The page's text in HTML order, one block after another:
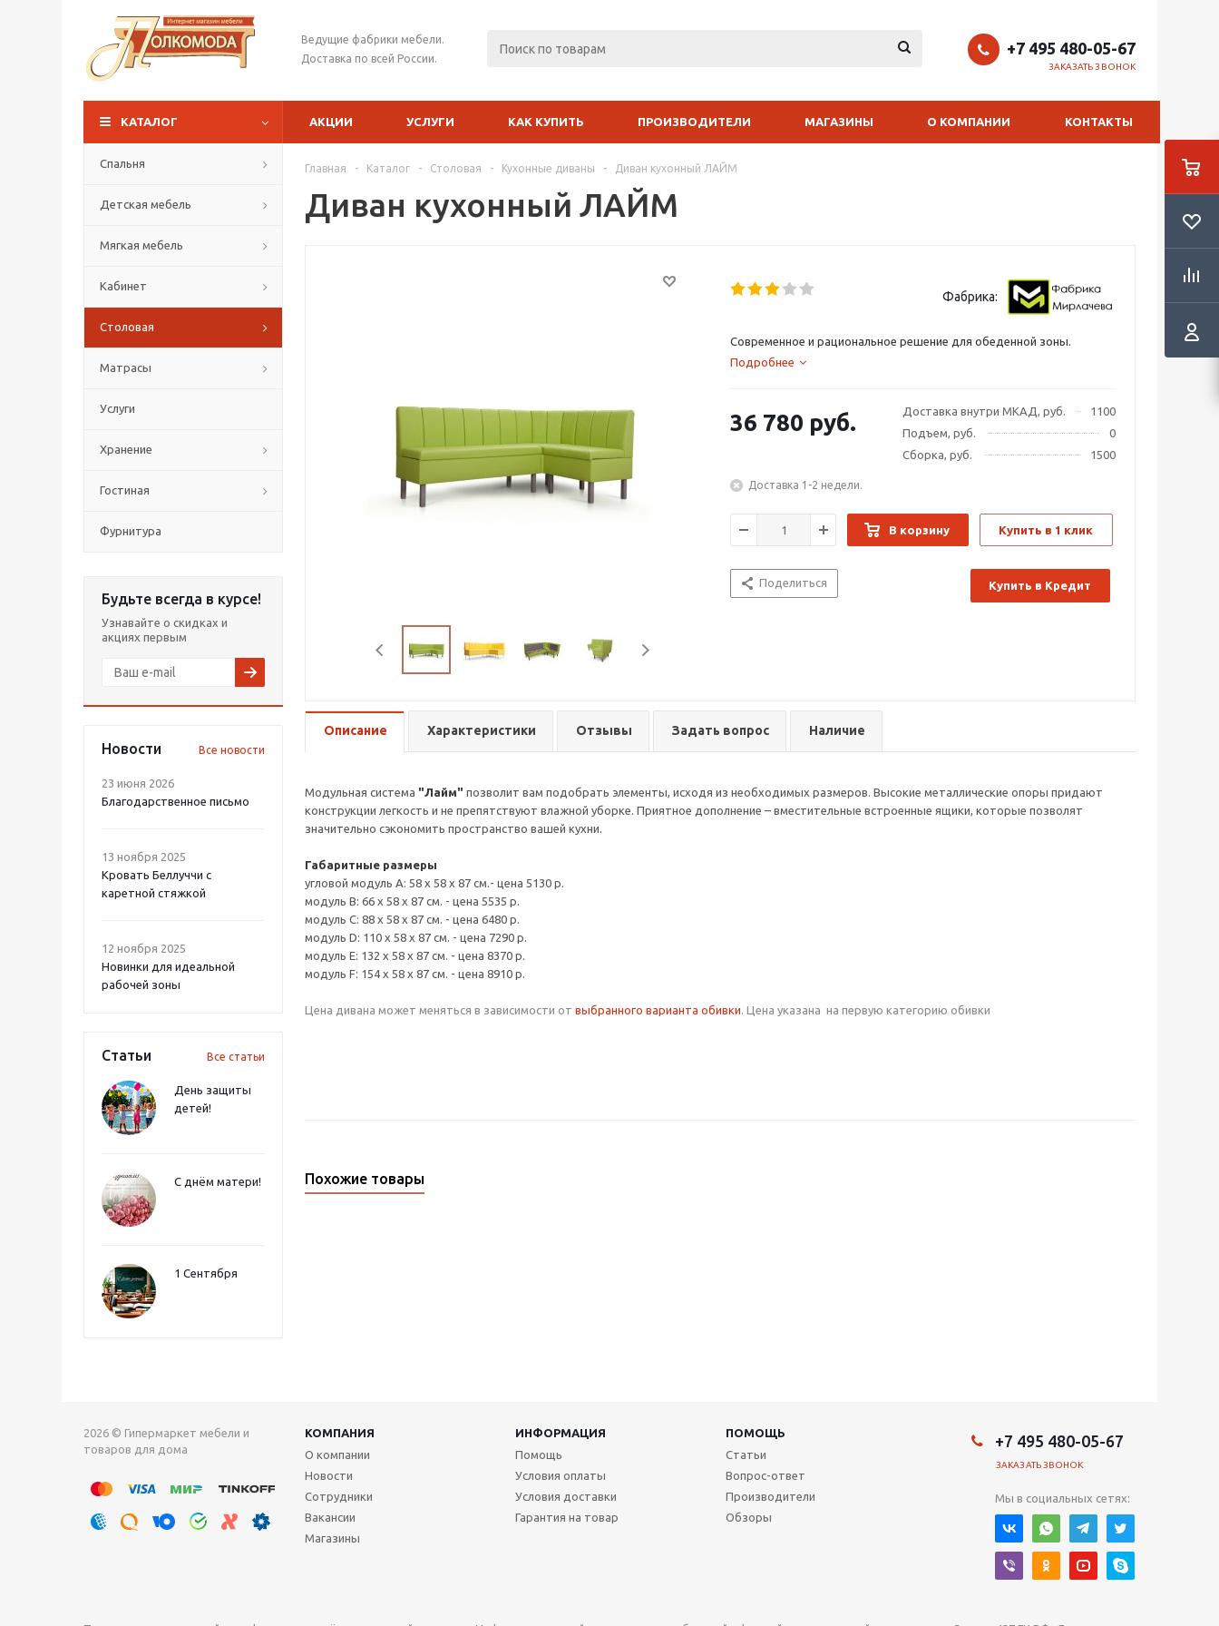
Ведущие фабрики мебели.
Доставка по всей России.
+7 495 480-05-67
ЗАКАЗАТЬ ЗВОНОК
КАТАЛОГ АКЦИИ УСЛУГИ КАК КУПИТЬ ПРОИЗВОДИТЕЛИ МАГАЗИНЫ О КОМПАНИИ КОНТАКТЫ
Спальня
Детская мебель
Мягкая мебель
Кабинет
Столовая
Матрасы
Услуги
Хранение
Гостиная
Фурнитура
Будьте всегда в курсе!
Узнавайте о скидках и
акциях первым
Новости Все новости
23 июня 2026
Благодарственное письмо
13 ноября 2025
Кровать Беллуччи с
каретной стяжкой
12 ноября 2025
Новинки для идеальной
рабочей зоны
Статьи Все статьи
День защиты
детей!
С днём матери!
1 Сентября
Главная - Каталог - Столовая - Кухонные диваны - Диван кухонный ЛАЙМ
Диван кухонный ЛАЙМ
Фабрика:
Современное и рациональное решение для обеденной зоны.
Подробнее
Доставка внутри МКАД, руб.
1100
Подъем, руб.
0
Сборка, руб.
1500
36 780 руб.
Доставка 1-2 недели.
В корзину Купить в 1 клик
Поделиться Купить в Кредит
Описание Характеристики Отзывы Задать вопрос Наличие
Модульная система "Лайм" позволит вам подобрать элементы, исходя из необходимых размеров. Высокие металлические опоры придают
конструкции легкость и не препятствуют влажной уборке. Приятное дополнение – вместительные встроенные ящики, которые позволят
значительно сэкономить пространство вашей кухни.
Габаритные размеры
угловой модуль А: 58 х 58 х 87 см.- цена 5130 р.
модуль B: 66 х 58 х 87 см. - цена 5535 р.
модуль C: 88 х 58 х 87 см. - цена 6480 р.
модуль D: 110 х 58 х 87 см. - цена 7290 р.
модуль E: 132 х 58 х 87 см. - цена 8370 р.
модуль F: 154 х 58 х 87 см. - цена 8910 р.
Цена дивана может меняться в зависимости от выбранного варианта обивки. Цена указана на первую категорию обивки
Похожие товары
2026 © Гипермаркет мебели и
товаров для дома
КОМПАНИЯ ИНФОРМАЦИЯ
ПОМОЩЬ
О компании
Новости
Сотрудники
Вакансии
Магазины
Помощь
Условия оплаты
Условия доставки
Гарантия на товар
Статьи
Вопрос-ответ
Производители
Обзоры
+7 495 480-05-67
ЗАКАЗАТЬ ЗВОНОК
Мы в социальных сетях: